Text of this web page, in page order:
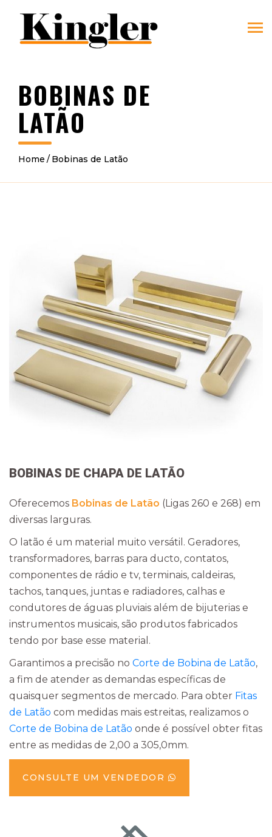
BOBINAS DE
LATÃO
Home Bobinas de Latão
BOBINAS DE CHAPA DE LATÃO
Oferecemos Bobinas de Latão (Ligas 260 e 268) em
diversas larguras.
O latão é um material muito versátil. Geradores,
transformadores, barras para ducto, contatos,
componentes de rádio e tv, terminais, caldeiras,
tachos, tanques, juntas e radiadores, calhas e
condutores de águas pluviais além de bijuterias e
instrumentos musicais, são produtos fabricados
tendo por base esse material.
Garantimos a precisão no Corte de Bobina de Latão,
a fim de atender as demandas específicas de
quaisquer segmentos de mercado. Para obter Fitas
de Latão com medidas mais estreitas, realizamos o
Corte de Bobina de Latão onde é possível obter fitas
entre as medidas de 2,00 a 305,0mm.
CONSULTE UM VENDEDOR